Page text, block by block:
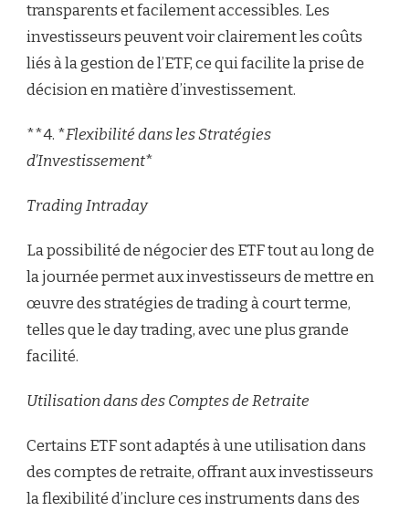
transparents et facilement accessibles. Les
investisseurs peuvent voir clairement les coûts
liés à la gestion de l’ETF, ce qui facilite la prise de
décision en matière d’investissement.
**4. *Flexibilité dans les Stratégies
d’Investissement*
Trading Intraday
La possibilité de négocier des ETF tout au long de
la journée permet aux investisseurs de mettre en
œuvre des stratégies de trading à court terme,
telles que le day trading, avec une plus grande
facilité.
Utilisation dans des Comptes de Retraite
Certains ETF sont adaptés à une utilisation dans
des comptes de retraite, offrant aux investisseurs
la flexibilité d’inclure ces instruments dans des